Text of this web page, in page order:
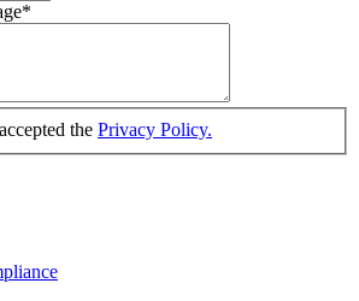
*
the Privacy Policy.